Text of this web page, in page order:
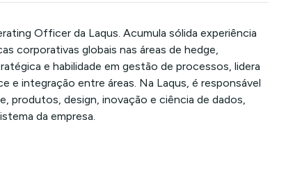
Officer da Laqus. Acumula sólida experiência
corporativas globais nas áreas de hedge,
e habilidade em gestão de processos, lidera
e integração entre áreas. Na Laqus, é responsável
produtos, design, inovação e ciência de dados,
da empresa.